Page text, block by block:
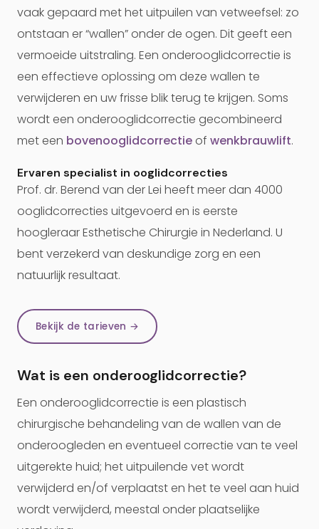
vaak gepaard met het uitpuilen van vetweefsel: zo
ontstaan er “wallen” onder de ogen. Dit geeft een
vermoeide uitstraling. Een onderooglidcorrectie is
een effectieve oplossing om deze wallen te
verwijderen en uw frisse blik terug te krijgen. Soms
wordt een onderooglidcorrectie gecombineerd
met een bovenooglidcorrectieof wenkbrauwlift.
Ervaren specialist in ooglidcorrecties
Prof. dr. Berend van der Lei heeft meer dan 4000
ooglidcorrecties uitgevoerd en is eerste
hoogleraar Esthetische Chirurgie in Nederland. U
bent verzekerd van deskundige zorg en een
natuurlijk resultaat.
Bekijk de tarieven →
Wat is een onderooglidcorrectie?
Een onderooglidcorrectie is een plastisch
chirurgische behandeling van de wallen van de
onderoogleden en eventueel correctie van te veel
uitgerekte huid; het uitpuilende vet wordt
verwijderd en/of verplaatst en het te veel aan huid
wordt verwijderd, meestal onder plaatselijke